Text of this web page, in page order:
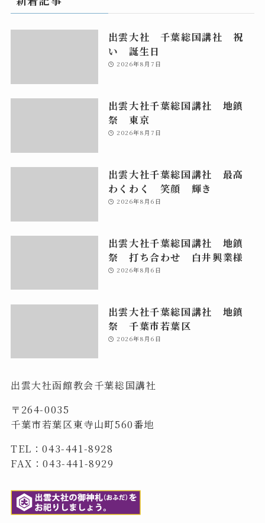
出雲大社 千葉総国講社 祝
い 誕生日
2026年8月7日
出雲大社千葉総国講社 地鎮
祭 東京
2026年8月7日
出雲大社千葉総国講社 最高
わくわく 笑顔 輝き
2026年8月6日
出雲大社千葉総国講社 地鎮
祭 打ち合わせ 白井興業様
2026年8月6日
出雲大社千葉総国講社 地鎮
祭 千葉市若葉区
2026年8月6日
出雲大社函館教会千葉総国講社
〒264-0035
千葉市若葉区東寺山町560番地
TEL：043-441-8928
FAX：043-441-8929